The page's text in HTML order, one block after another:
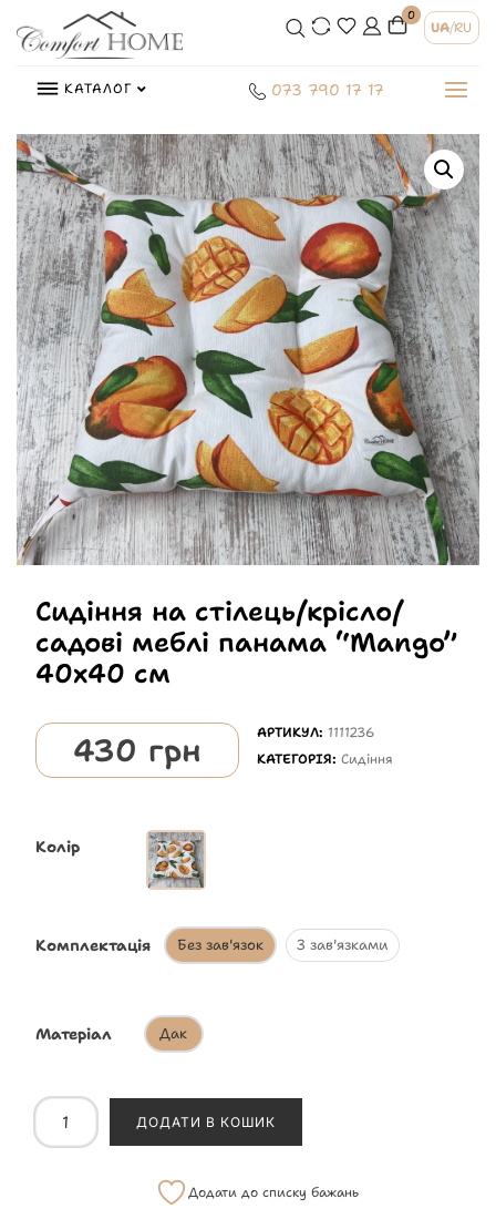
0
UA/RU
КАТАЛОГ 073 790 17 17
Сидіння на стілець/крісло/
садові меблі панама “Mango”
40х40 см
430 грн АРТИКУЛ: 1111236
КАТЕГОРІЯ:Сидіння
Колір
Комплектація Без зав'язок З зав'язками
Матеріал Дак
ДОДАТИ В КОШИК
Додати до списку бажань